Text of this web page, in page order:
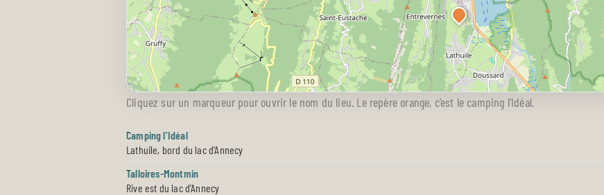
Cliquez sur un marqueur pour ouvrir le nom du lieu. Le repère orange, c’est le camping l’Idéal.
Camping l’Idéal
Lathuile, bord du lac d’Annecy
Talloires-Montmin
Rive est du lac d’Annecy